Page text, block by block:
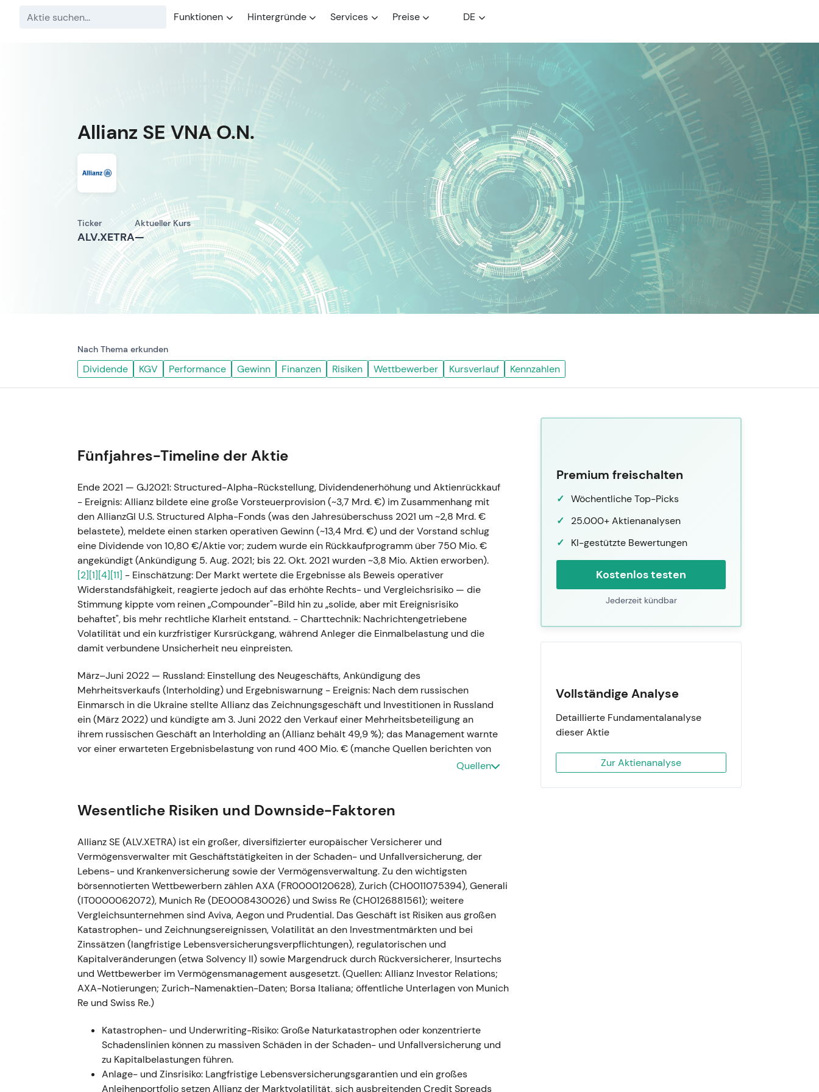
Funktionen Hintergründe Services Preise DE
Allianz SE VNA O.N.
Ticker
ALV.XETRA
Aktueller Kurs
—
Nach Thema erkunden
Dividende KGV Performance Gewinn Finanzen Risiken Wettbewerber Kursverlauf Kennzahlen
Fünfjahres-Timeline der Aktie
Ende 2021 — GJ2021: Structured-Alpha-Rückstellung, Dividendenerhöhung und Aktienrückkauf
- Ereignis: Allianz bildete eine große Vorsteuerprovision (~3,7 Mrd. €) im Zusammenhang mit
den AllianzGI U.S. Structured Alpha-Fonds (was den Jahresüberschuss 2021 um ~2,8 Mrd. €
belastete), meldete einen starken operativen Gewinn (~13,4 Mrd. €) und der Vorstand schlug
eine Dividende von 10,80 €/Aktie vor; zudem wurde ein Rückkaufprogramm über 750 Mio. €
angekündigt (Ankündigung 5. Aug. 2021; bis 22. Okt. 2021 wurden ~3,8 Mio. Aktien erworben).
[2][1][4][11] - Einschätzung: Der Markt wertete die Ergebnisse als Beweis operativer
Widerstandsfähigkeit, reagierte jedoch auf das erhöhte Rechts- und Vergleichsrisiko — die
Stimmung kippte vom reinen „Compounder"-Bild hin zu „solide, aber mit Ereignisrisiko
behaftet", bis mehr rechtliche Klarheit entstand. - Charttechnik: Nachrichtengetriebene
Volatilität und ein kurzfristiger Kursrückgang, während Anleger die Einmalbelastung und die
damit verbundene Unsicherheit neu einpreisten.
März–Juni 2022 — Russland: Einstellung des Neugeschäfts, Ankündigung des
Mehrheitsverkaufs (Interholding) und Ergebniswarnung - Ereignis: Nach dem russischen
Einmarsch in die Ukraine stellte Allianz das Zeichnungsgeschäft und Investitionen in Russland
ein (März 2022) und kündigte am 3. Juni 2022 den Verkauf einer Mehrheitsbeteiligung an
ihrem russischen Geschäft an Interholding an (Allianz behält 49,9 %); das Management warnte
vor einer erwarteten Ergebnisbelastung von rund 400 Mio. € (manche Quellen berichten von
- Einschätzung: Der Schritt wurde als konsequente Risikoreduzierung
und Abwärtstrend in Q1–Q3 2022, getrieben durch makroökonomischen und geopolitischen
Nov. 2022 — Russland-Transaktion: regulatorische Verzögerungen - Ereignis: Allianz meldete,
dass die geplante Russland-Transaktion regulatorische Verzögerungen in Russland erfahre,
und erklärte, die finanziellen Auswirkungen würden in Q4 2022 oder Q1 2023 erfasst.[21]
Einschätzung: Die Terminunsicherheit verlängerte das Nachrichtenrisiko, wurde von vielen
Anlegern jedoch eher als temporäre Umsetzungsfrage denn als strukturelles Problem
betrachtet. - Charttechnik: Seitwärtsbewegung mit erhöhter Volatilität, während der Markt auf
die behördliche Freigabe wartete.
März 2022–Nov. 2023 — mehrstufige Rückkaufprogramme und Reduzierung der Aktienzahl -
Ereignis: Allianz führte mehrstufige Rückkaufprogramme durch: 1,0 Mrd. € (8. März–15. Juli
2022), weitere 1,0 Mrd. € (21. Nov. 2022–17. März 2023) sowie 1,5 Mrd. € (29. Mai–24. Nov.
2023). Am 28. Nov. 2023 wurden 6.912.156 zurückgekaufte Aktien eingezogen, wodurch sich die
Kapitalrückführungen wurden zum zentralen Element der Equity-Story — das Management
nutzte Rückkäufe, um Belastungen aus Sondereffekten abzufedern und den Gewinn je Aktie zu
stützen; die Anlegerstimmung verbesserte sich schrittweise, da die Rückkäufe Vertrauen in die
Bewertung signalisierten.[14]- Charttechnik: Stabilisierung Ende 2022, gefolgt von einem
Quellen
Wesentliche Risiken und Downside-Faktoren
Allianz SE (ALV.XETRA) ist ein großer, diversifizierter europäischer Versicherer und
Vermögensverwalter mit Geschäftstätigkeiten in der Schaden- und Unfallversicherung, der
Lebens- und Krankenversicherung sowie der Vermögensverwaltung. Zu den wichtigsten
börsennotierten Wettbewerbern zählen AXA (FR0000120628), Zurich (CH0011075394), Generali
(IT0000062072), Munich Re (DE0008430026) und Swiss Re (CH0126881561); weitere
Vergleichsunternehmen sind Aviva, Aegon und Prudential. Das Geschäft ist Risiken aus großen
Katastrophen- und Zeichnungsereignissen, Volatilität an den Investmentmärkten und bei
Zinssätzen (langfristige Lebensversicherungsverpflichtungen), regulatorischen und
Kapitalveränderungen (etwa Solvency II) sowie Margendruck durch Rückversicherer, Insurtechs
und Wettbewerber im Vermögensmanagement ausgesetzt. (Quellen: Allianz Investor Relations;
AXA-Notierungen; Zurich-Namenaktien-Daten; Borsa Italiana; öffentliche Unterlagen von Munich
Re und Swiss Re.)
Katastrophen- und Underwriting-Risiko: Große Naturkatastrophen oder konzentrierte
Schadenslinien können zu massiven Schäden in der Schaden- und Unfallversicherung und
zu Kapitalbelastungen führen.
Anlage- und Zinsrisiko: Langfristige Lebensversicherungsgarantien und ein großes
Anleihenportfolio setzen Allianz der Marktvolatilität, sich ausbreitenden Credit Spreads
Premium freischalten
Wöchentliche Top-Picks
25.000+ Aktienanalysen
KI-gestützte Bewertungen
Kostenlos testen
Jederzeit kündbar
Vollständige Analyse
Detaillierte Fundamentalanalyse
dieser Aktie
Zur Aktienanalyse